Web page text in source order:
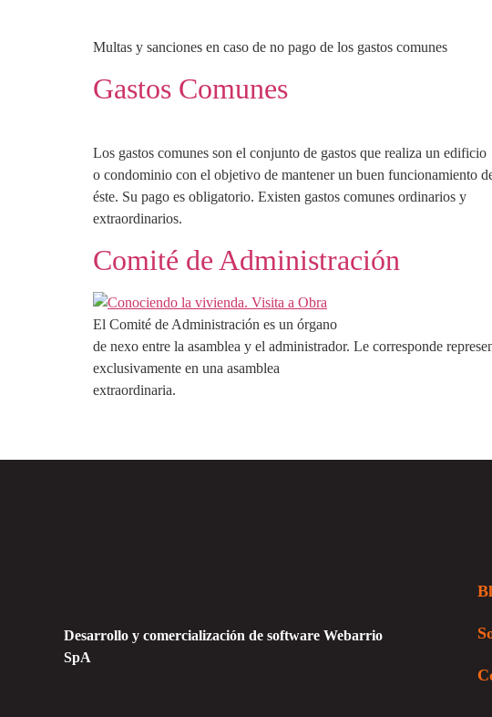
Multas y sanciones en caso de no pago de los gastos comunes
Gastos Comunes
Los gastos comunes son el conjunto de gastos que realiza un edificio
o condominio con el objetivo de mantener un buen funcionamiento
éste. Su pago es obligatorio. Existen gastos comunes ordinarios y
extraordinarios.
Comité de Administración
El Comité de Administración es un órgano
de nexo entre la asamblea y el administrador. Le corresponde
exclusivamente en una asamblea
extraordinaria.
Desarrollo y comercialización de software Webarrio
SpA